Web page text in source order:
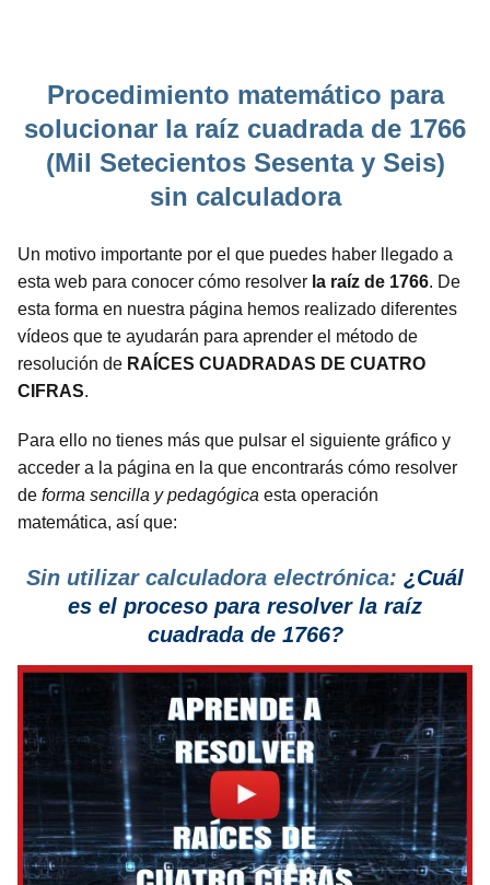
Procedimiento matemático para
solucionar la raíz cuadrada de 1766
(Mil Setecientos Sesenta y Seis)
sin calculadora
Un motivo importante por el que puedes haber llegado a
esta web para conocer cómo resolver la raíz de 1766. De
esta forma en nuestra página hemos realizado diferentes
vídeos que te ayudarán para aprender el método de
resolución de RAÍCES CUADRADAS DE CUATRO
CIFRAS.
Para ello no tienes más que pulsar el siguiente gráfico y
acceder a la página en la que encontrarás cómo resolver
de forma sencilla y pedagógica esta operación
matemática, así que:
Sin utilizar calculadora electrónica: ¿Cuál
es el proceso para resolver la raíz
cuadrada de 1766?